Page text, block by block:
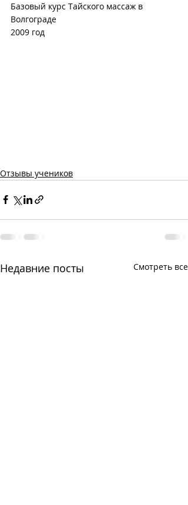
Базовый курс Тайского массаж в
Волгограде
2009 год
Отзывы учеников
Недавние посты Смотреть все